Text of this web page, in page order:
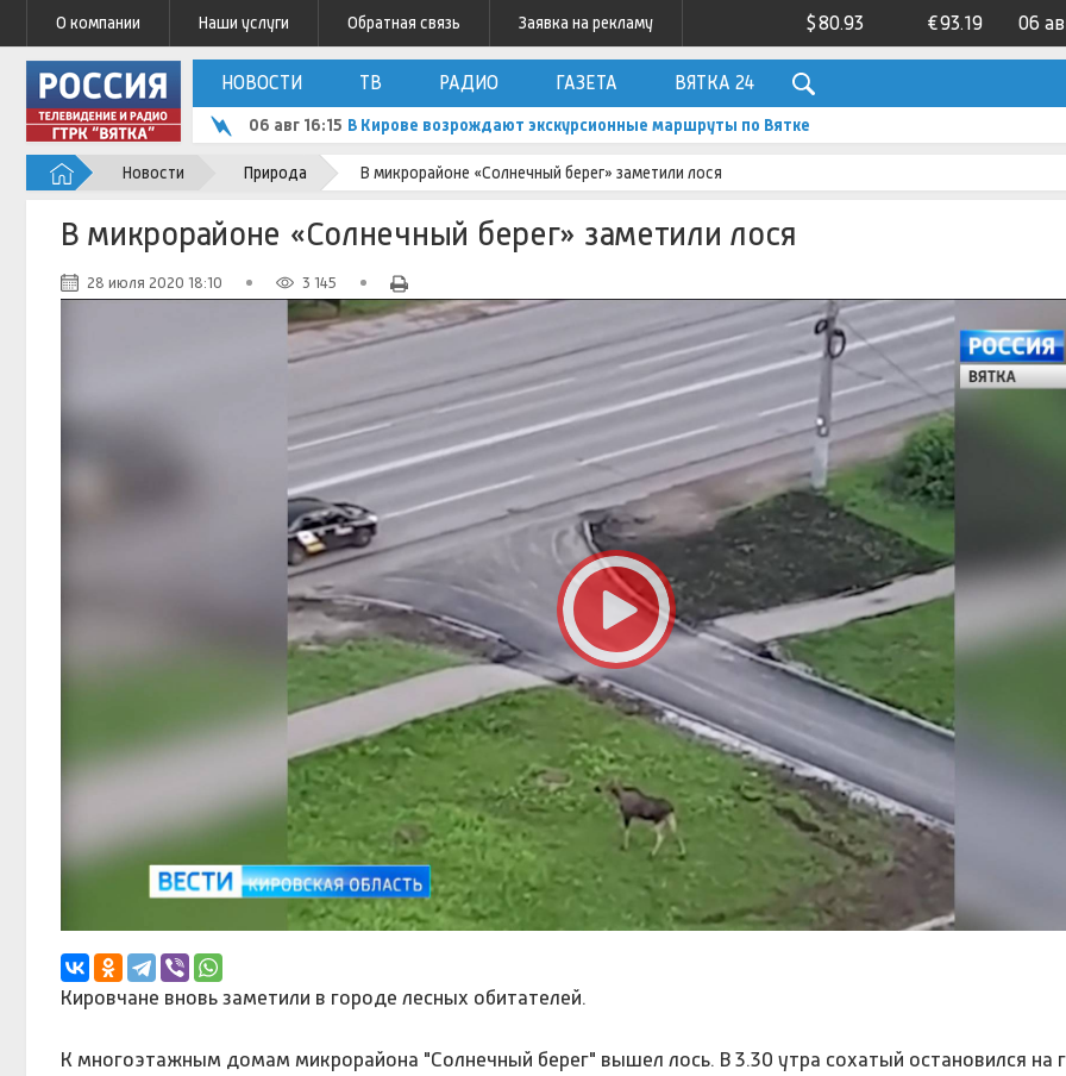
О компании Наши услуги Обратная связь Заявка на рекламу $80.93 €93.19 06
НОВОСТИ ТВ РАДИО ГАЗЕТА ВЯТКА 24
06 авг 16:15 В Кирове возрождают экскурсионные маршруты по Вятке
Новости Природа В микрорайоне «Солнечный берег» заметили лося
В микрорайоне «Солнечный берег» заметили лося
28 июля 2020 18:10 3 145
Кировчане вновь заметили в городе лесных обитателей.
К многоэтажным домам микрорайона "Солнечный берег" вышел лось. В 3.30 утра сохатый остановился на